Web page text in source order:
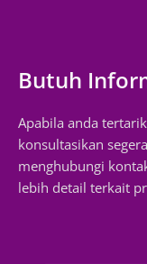
Butuh
Apabila anda
konsultasikan
menghubungi
lebih detail terkait